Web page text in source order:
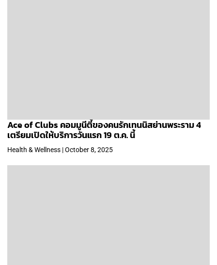
Ace of Clubs คอมมูนีตี้ของคนรักเทนนิสย่านพระราม 4
เตรียมเปิดให้บริการวันแรก 19 ต.ค. นี้
Health & Wellness | October 8, 2025